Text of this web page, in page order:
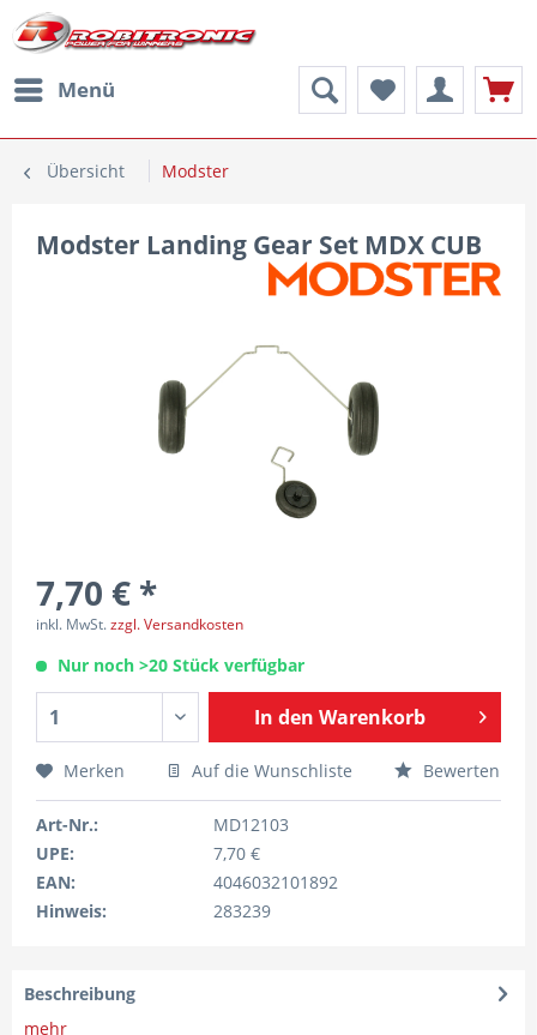
Menü
Übersicht Modster
Modster Landing Gear Set MDX CUB
7,70 € *
inkl. MwSt.zzgl. Versandkosten
Nur noch >20 Stück verfügbar
In den Warenkorb
Merken Auf die Wunschliste Bewerten
Art-Nr.:
MD12103
UPE:
7,70 €
EAN:
4046032101892
Hinweis:
283239
Beschreibung
mehr